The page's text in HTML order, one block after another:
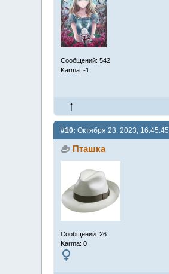
Сообщений: 542
Karma: -1
#10: Октября 23, 2023, 16:45:45
Пташка
Сообщений: 26
Karma: 0